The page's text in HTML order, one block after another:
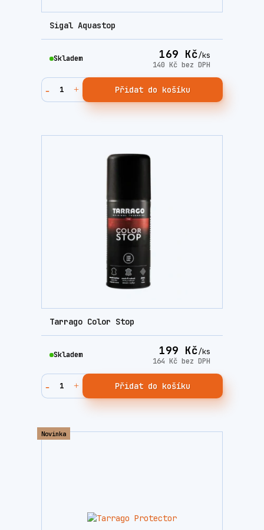
Sigal Aquastop
169 Kč/ks
140 Kč bez DPH
Skladem
Přidat do košíku
Tarrago Color Stop
199 Kč/ks
164 Kč bez DPH
Skladem
Přidat do košíku
Novinka